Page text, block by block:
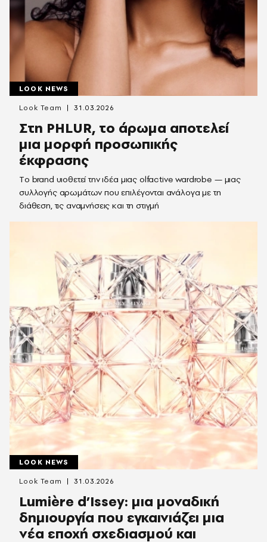
LOOK NEWS
Στη PHLUR, το άρωμα αποτελεί
μια μορφή προσωπικής
έκφρασης
Tο brand υιοθετεί την ιδέα μιας olfactive wardrobe — μιας
συλλογής αρωμάτων που επιλέγονται ανάλογα με τη
διάθεση, τις αναμνήσεις και τη στιγμή
Look Team 31.03.2026
LOOK NEWS
Lumière d’Issey: μια μοναδική
δημιουργία που εγκαινιάζει μια
νέα εποχή σχεδιασμού και
Look Team 31.03.2026